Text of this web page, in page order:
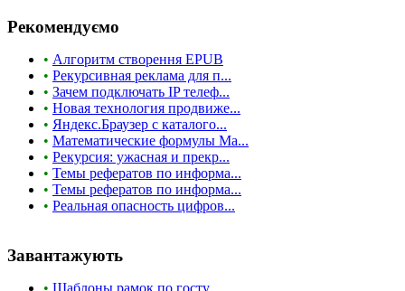
Рекомендуємо
• Алгоритм створення EPUB
• Рекурсивная реклама для п...
• Зачем подключать IP телеф...
• Новая технология продвиже...
• Яндекс.Браузер с каталого...
• Математические формулы Ma...
• Рекурсия: ужасная и прекр...
• Темы рефератов по информа...
• Темы рефератов по информа...
• Реальная опасность цифров...
Завантажують
• Шаблоны рамок по госту